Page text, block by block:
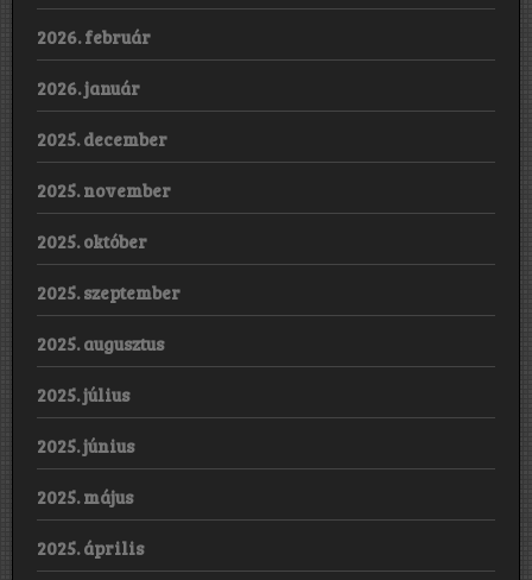
2026. február
2026. január
2025. december
2025. november
2025. október
2025. szeptember
2025. augusztus
2025. július
2025. június
2025. május
2025. április